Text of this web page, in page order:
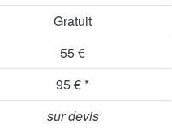
Gratuit
55 €
95 € *
sur devis